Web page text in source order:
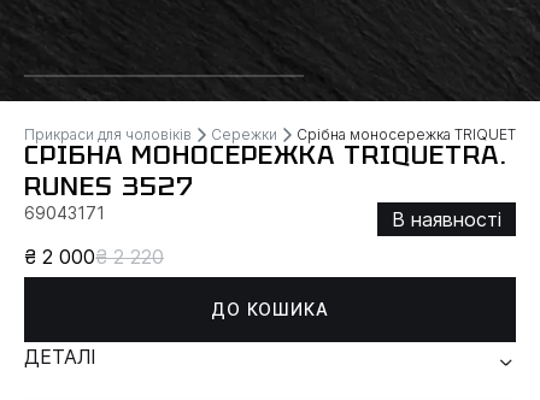
Прикраси для чоловіків Сережки Срібна моносережка TRIQUETRA.
СРІБНА МОНОСЕРЕЖКА TRIQUETRA.
RUNES 3527
69043171
В наявності
₴ 2 000₴ 2 220
ДО КОШИКА
ДЕТАЛІ